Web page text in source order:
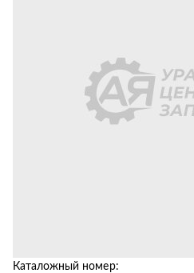
Каталожный номер: